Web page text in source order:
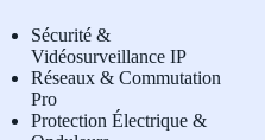
Sécurité &
Vidéosurveillance IP
Réseaux & Commutation
Pro
Protection Électrique &